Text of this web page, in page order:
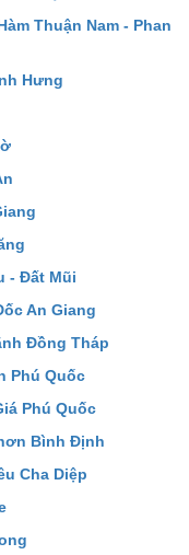
Thuận Nam - Phan
Hưng
- Đất Mũi
An Giang
Đồng Tháp
Phú Quốc
Phú Quốc
Bình Định
Cha Diệp